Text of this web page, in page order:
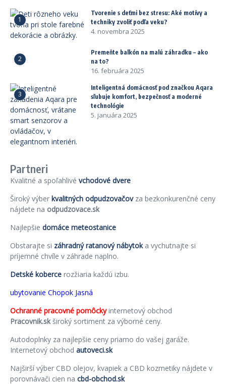
1
Tvorenie s deťmi bez stresu: Aké motívy a
techniky zvoliť podľa veku?
4. novembra 2025
2
Premeňte balkón na malú záhradku – ako
na to?
16. februára 2025
3
Inteligentná domácnosť pod značkou Aqara
sľubuje komfort, bezpečnosť a moderné
technológie
5. januára 2025
Partneri
Kvalitné a spoľahlivé vchodové dvere
Široký výber kvalitných odpudzovačovza bezkonkurenčné ceny
nájdete na odpudzovace.sk
Najlepšie domáce meteostanice
Obstarajte si záhradný ratanový nábytoka vychutnajte si
príjemné chvíle v záhrade naplno.
Detské koberce rozžiaria každú izbu.
ubytovanie Chopok Jasná
Ochranné pracovné pomôckyinternetový obchod
Pracovnik.skširoký sortiment za výborné ceny.
Autodoplnky za najlepšie ceny priamo do vašej garáže.
Internetový obchod autoveci.sk
Najširší výber CBD olejov, kvapiek a CBD kozmetiky nájdete v
porovnávači cien na cbd-obchod.sk